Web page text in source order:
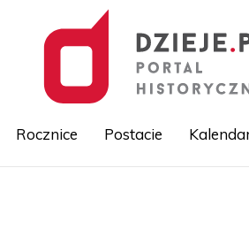
Rocznice Postacie